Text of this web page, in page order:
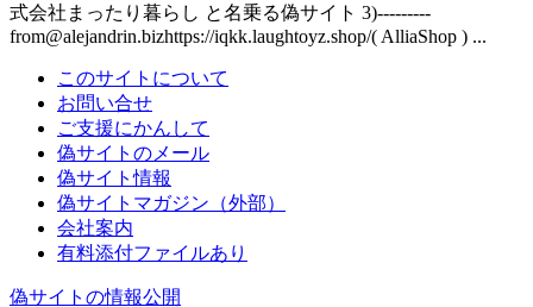
式会社まったり暮らし と名乗る偽サイト 3)---------
from@alejandrin.bizhttps://iqkk.laughtoyz.shop/( AlliaShop ) ...
このサイトについて
お問い合せ
ご支援にかんして
偽サイトのメール
偽サイト情報
偽サイトマガジン（外部）
会社案内
有料添付ファイルあり
偽サイトの情報公開